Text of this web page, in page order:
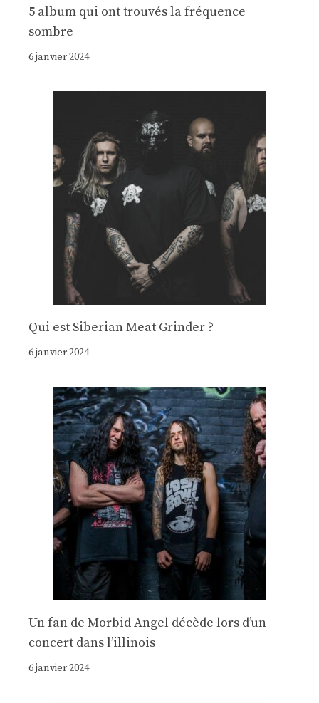
5 album qui ont trouvés la fréquence
sombre
6 janvier 2024
Qui est Siberian Meat Grinder ?
6 janvier 2024
Un fan de Morbid Angel décède lors d’un
concert dans l’illinois
6 janvier 2024